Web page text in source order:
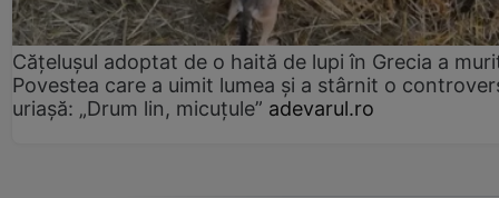
Cățelușul adoptat de o haită de lupi în Grecia a
Povestea care a uimit lumea și a stârnit o
uriașă: „Drum lin, micuțule” adevarul.ro